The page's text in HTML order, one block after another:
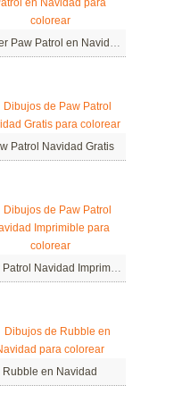
Ryder Paw Patrol en Navidad
Patrol Navidad Gratis
Paw Patrol Navidad Imprimible
Rubble en Navidad